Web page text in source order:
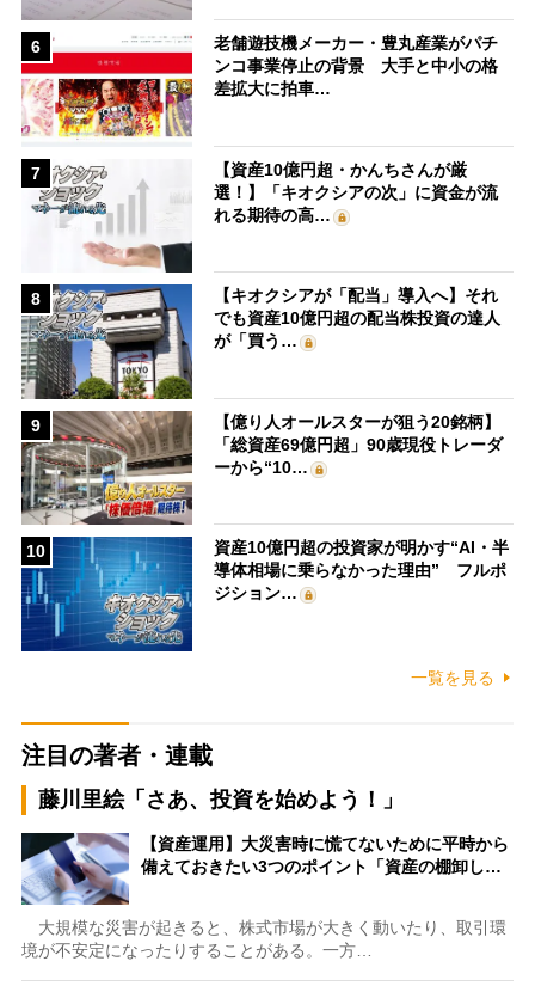
6
老舗遊技機メーカー・豊丸産業がパチ
ンコ事業停止の背景 大手と中小の格
差拡大に拍車…
7
【資産10億円超・かんちさんが厳
選！】「キオクシアの次」に資金が流
れる期待の高…
8
【キオクシアが「配当」導入へ】それ
でも資産10億円超の配当株投資の達人
が「買う…
9
【億り人オールスターが狙う20銘柄】
「総資産69億円超」90歳現役トレーダ
ーから“10…
10
資産10億円超の投資家が明かす“AI・半
導体相場に乗らなかった理由” フルポ
ジション…
一覧を見る
注目の著者・連載
藤川里絵「さあ、投資を始めよう！」
【資産運用】大災害時に慌てないために平時から
備えておきたい3つのポイント「資産の棚卸し…
大規模な災害が起きると、株式市場が大きく動いたり、取引環
境が不安定になったりすることがある。一方…